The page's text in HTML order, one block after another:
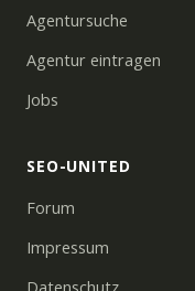
Agentursuche
Agentur eintragen
Jobs
SEO-UNITED
Forum
Impressum